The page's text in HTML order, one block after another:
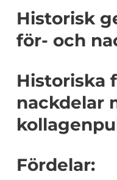
Historisk
för- och
Historiska
nackdelar
Fördelar: